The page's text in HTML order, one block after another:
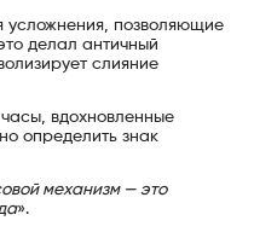
усложнения, позволяющие
делал античный
слияние
вдохновленные
определить знак
механизм — это
».